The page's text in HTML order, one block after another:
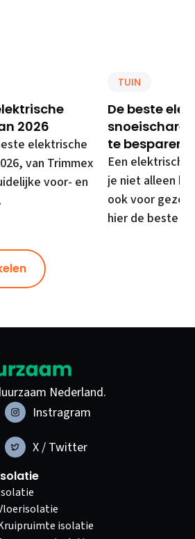
2026
elektrische
van Trimmex
voor- en
TUIN
De beste
te besparen
Een elektrische
je niet alleen
ook voor
hier de beste
Nederland.
Instragram
X / Twitter
isolatie